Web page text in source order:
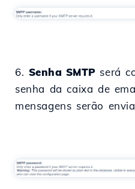
6. Senha SMTP será
senha da caixa de
mensagens serão